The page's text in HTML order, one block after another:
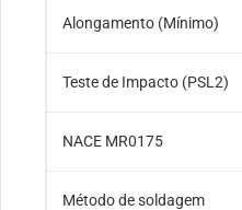
Alongamento (Mínimo)
Teste de Impacto (PSL2)
NACE MR0175
Método de soldagem